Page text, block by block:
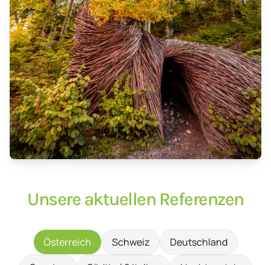
Unsere aktuellen Referenzen
Österreich Schweiz
Deutschland